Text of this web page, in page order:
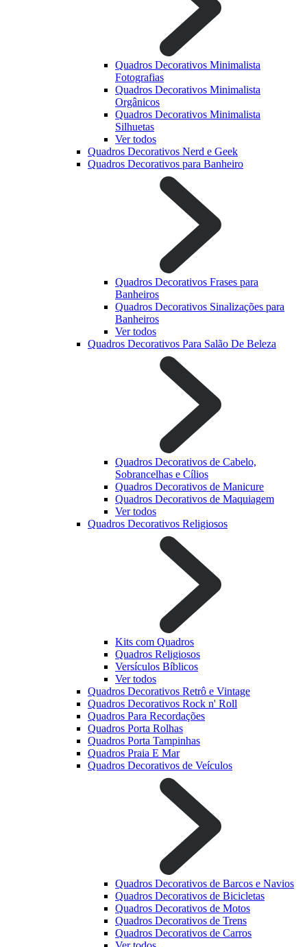
Quadros Decorativos Minimalista
Fotografias
Quadros Decorativos Minimalista
Orgânicos
Quadros Decorativos Minimalista
Silhuetas
Ver todos
Quadros Decorativos Nerd e Geek
Quadros Decorativos para Banheiro
Quadros Decorativos Frases para
Banheiros
Quadros Decorativos Sinalizações para
Banheiros
Ver todos
Quadros Decorativos Para Salão De Beleza
Quadros Decorativos de Cabelo,
Sobrancelhas e Cílios
Quadros Decorativos de Manicure
Quadros Decorativos de Maquiagem
Ver todos
Quadros Decorativos Religiosos
Kits com Quadros
Quadros Religiosos
Versículos Bíblicos
Ver todos
Quadros Decorativos Retrô e Vintage
Quadros Decorativos Rock n' Roll
Quadros Para Recordações
Quadros Porta Rolhas
Quadros Porta Tampinhas
Quadros Praia E Mar
Quadros Decorativos de Veículos
Quadros Decorativos de Barcos e Navios
Quadros Decorativos de Bicicletas
Quadros Decorativos de Motos
Quadros Decorativos de Trens
Quadros Decorativos de Carros